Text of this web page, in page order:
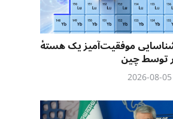
موفقیت‌آمیز یک هستهٔ
توسط چین